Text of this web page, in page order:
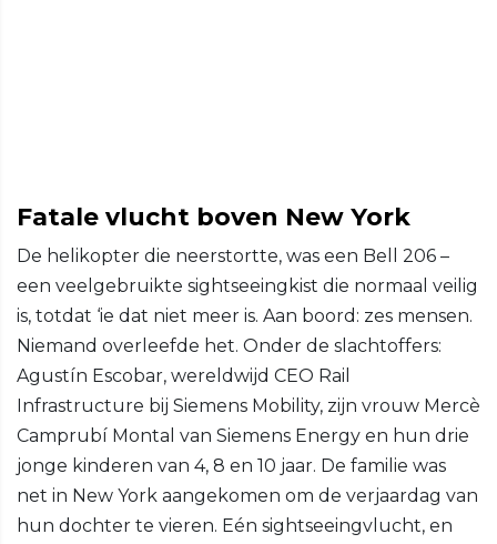
Fatale vlucht boven New York
De helikopter die neerstortte, was een Bell 206 –
een veelgebruikte sightseeingkist die normaal veilig
is, totdat ‘ie dat niet meer is. Aan boord: zes mensen.
Niemand overleefde het. Onder de slachtoffers:
Agustín Escobar, wereldwijd CEO Rail
Infrastructure bij Siemens Mobility, zijn vrouw Mercè
Camprubí Montal van Siemens Energy en hun drie
jonge kinderen van 4, 8 en 10 jaar. De familie was
net in New York aangekomen om de verjaardag van
hun dochter te vieren. Eén sightseeingvlucht, en